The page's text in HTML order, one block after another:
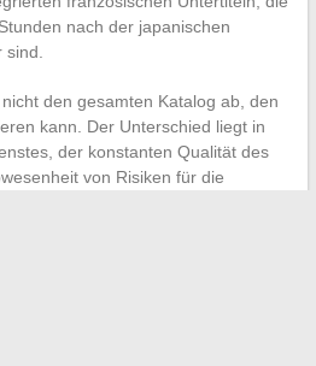
nach der japanischen
sind.
den gesamten Katalog ab, den
kann. Der Unterschied liegt in
der konstanten Qualität des
von Risiken für die